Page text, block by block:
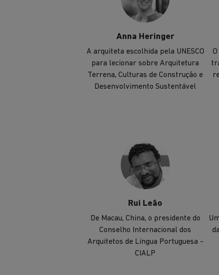
Anna Heringer
A arquiteta escolhida pela UNESCO
para lecionar sobre Arquitetura
Terrena, Culturas de Construção e
Desenvolvimento Sustentável
Rui Leão
De Macau, China, o presidente do
Conselho Internacional dos
Arquitetos de Língua Portuguesa -
CIALP